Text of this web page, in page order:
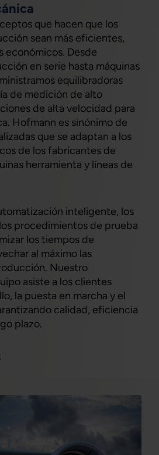
que hacen que los
sean más eficientes,
económicos. Desde
en serie hasta máquinas
equilibradoras
de medición de alto
de alta velocidad para
Hofmann es sinónimo de
que se adaptan a los
de los fabricantes de
herramienta y líneas de
inteligente, los
procedimientos de prueba
los tiempos de
al máximo las
Nuestro
asiste a los clientes
la puesta en marcha y el
calidad, eficiencia
plazo.